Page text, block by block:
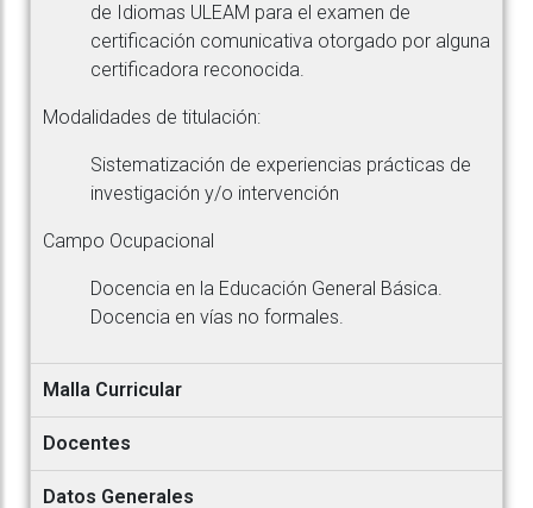
de Idiomas ULEAM para el examen de
certificación comunicativa otorgado por alguna
certificadora reconocida.
Modalidades de titulación:
Sistematización de experiencias prácticas de
investigación y/o intervención
Campo Ocupacional
Docencia en la Educación General Básica.
Docencia en vías no formales.
Malla Curricular
Docentes
Datos Generales